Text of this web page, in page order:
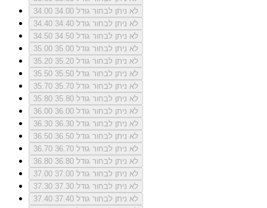
34.00
לא ניתן לבחור גודל 34.00
34.40
לא ניתן לבחור גודל 34.40
34.50
לא ניתן לבחור גודל 34.50
35.00
לא ניתן לבחור גודל 35.00
35.20
לא ניתן לבחור גודל 35.20
35.50
לא ניתן לבחור גודל 35.50
35.70
לא ניתן לבחור גודל 35.70
35.80
לא ניתן לבחור גודל 35.80
36.00
לא ניתן לבחור גודל 36.00
36.30
לא ניתן לבחור גודל 36.30
36.50
לא ניתן לבחור גודל 36.50
36.70
לא ניתן לבחור גודל 36.70
36.80
לא ניתן לבחור גודל 36.80
37.00
לא ניתן לבחור גודל 37.00
37.30
לא ניתן לבחור גודל 37.30
37.40
לא ניתן לבחור גודל 37.40